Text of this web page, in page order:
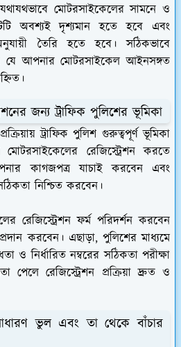
মোটরসাইকেলের সামনে ও
অবশ্যই দৃশ্যমান হতে হবে এবং
তৈরি হতে হবে। সঠিকভাবে
যে আপনার মোটরসাইকেল আইনসঙ্গত
জন্য ট্রাফিক পুলিশের ভূমিকা
ট্রাফিক পুলিশ গুরুত্বপূর্ণ ভূমিকা
রেজিস্ট্রেশন করতে
কাগজপত্র যাচাই করবেন এবং
নিশ্চিত করবেন।
রেজিস্ট্রেশন ফর্ম পরিদর্শন করবেন
করবেন। এছাড়া, পুলিশের মাধ্যমে
ও নির্ধারিত নম্বরের সঠিকতা পরীক্ষা
পেলে রেজিস্ট্রেশন প্রক্রিয়া দ্রুত ও
সাধারণ ভুল এবং তা থেকে বাঁচার